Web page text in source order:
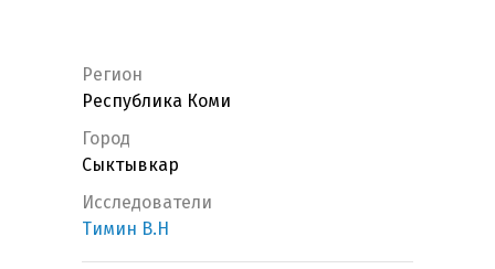
Регион
Республика Коми
Город
Сыктывкар
Исследователи
Тимин В.Н